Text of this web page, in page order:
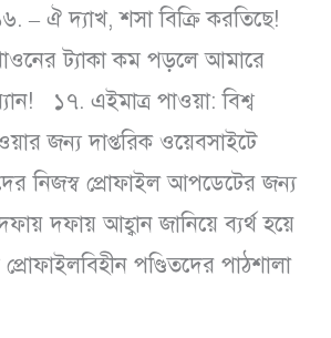
– ঐ দ্যাখ, শসা বিক্রি করতিছে!
ট্যাকা কম পড়লে আমারে
১৭. এইমাত্র পাওয়া: বিশ্ব
জন্য দাপ্তরিক ওয়েবসাইটে
নিজস্ব প্রোফাইল আপডেটের জন্য
দফায় আহ্বান জানিয়ে ব্যর্থ হয়ে
পণ্ডিতদের পাঠশালা